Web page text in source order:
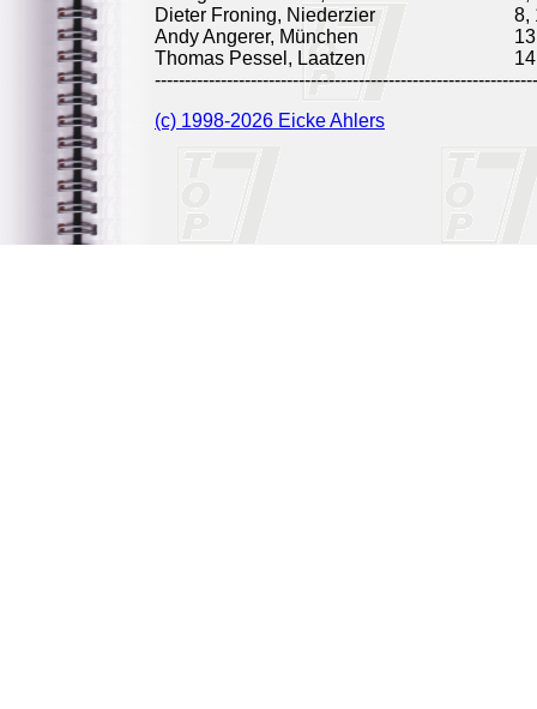
Dieter Froning, Niederzier
8,
Andy Angerer, München
13
Thomas Pessel, Laatzen
14
(c) 1998-2026 Eicke Ahlers